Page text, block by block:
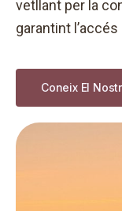
vetllant per la
garantint
Coneix El